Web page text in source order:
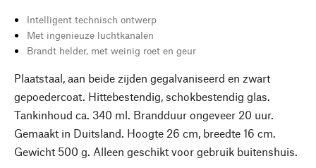
Intelligent technisch ontwerp
Met ingenieuze luchtkanalen
Brandt helder, met weinig roet en geur
Plaatstaal, aan beide zijden gegalvaniseerd en zwart
gepoedercoat. Hittebestendig, schokbestendig glas.
Tankinhoud ca. 340 ml. Brandduur ongeveer 20 uur.
Gemaakt in Duitsland. Hoogte 26 cm, breedte 16 cm.
Gewicht 500 g. Alleen geschikt voor gebruik buitenshuis.